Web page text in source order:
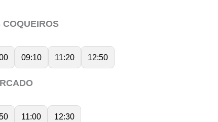
COQUEIROS
09:10 11:20 12:50
11:00 12:30